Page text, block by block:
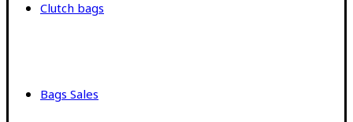
Clutch bags
Bags Sales